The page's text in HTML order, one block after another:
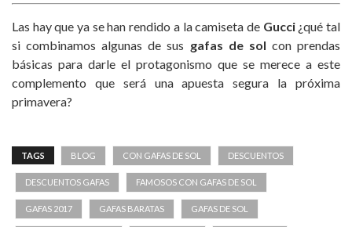
Las hay que ya se han rendido a la camiseta de Gucci ¿qué tal
si combinamos algunas de sus gafas de sol con prendas
básicas para darle el protagonismo que se merece a este
complemento que será una apuesta segura la próxima
primavera?
TAGS BLOG CON GAFAS DE SOL DESCUENTOS
DESCUENTOS GAFAS FAMOSOS CON GAFAS DE SOL
GAFAS 2017 GAFAS BARATAS GAFAS DE SOL